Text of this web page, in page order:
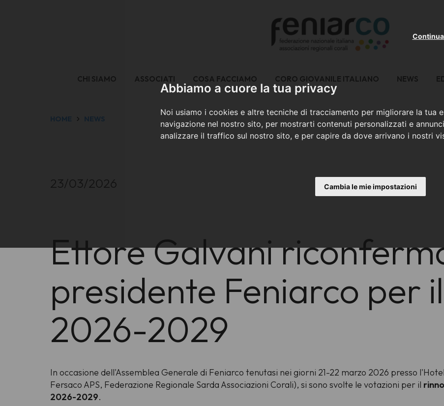
Abbiamo a cuore la tua privacy
Noi usiamo i cookies e altre tecniche di tracciamento per migliorare la tua
navigazione nel nostro sito, per mostrarti contenuti personalizzati e
analizzare il traffico sul nostro sito, e per capire da dove arrivano i nostri
Cambia le mie impostazioni
CHI SIAMO ASSOCIATI COSA FACCIAMO CORO GIOVANILE ITALIANO NEWS
HOME NEWS
23/03/2026
Ettore Galvani
presidente Feniarco per
2026-2029
In occasione dell'Assemblea Generale di Feniarco tenutasi nei giorni 21-22 marzo 2026 presso
Fersaco APS, Federazione Regionale Sarda Associazioni Corali), si sono svolte le votazioni per il
2026-2029.